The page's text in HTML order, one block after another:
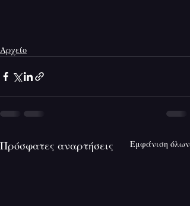
Αρχείο
Πρόσφατες αναρτήσεις Εμφάνιση όλων